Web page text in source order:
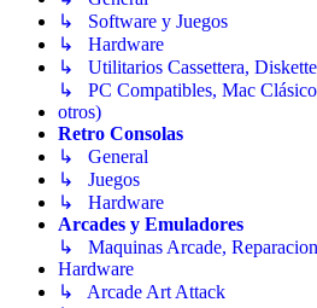
↳ Software y Juegos
↳ Hardware
↳ Utilitarios Cassettera,
↳ PC Compatibles, Mac
otros)
Retro Consolas
↳ General
↳ Juegos
↳ Hardware
Arcades y Emuladores
↳ Maquinas Arcade,
Hardware
↳ Arcade Art Attack